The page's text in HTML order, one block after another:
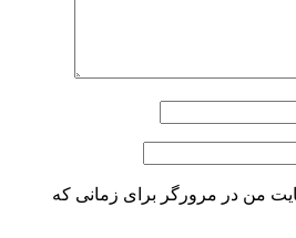
من در مرورگر برای زمانی که